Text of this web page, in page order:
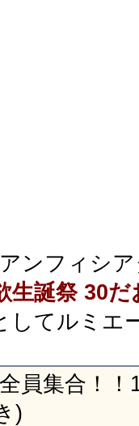
ンフィシ
生誕祭 30
してルミエ
員集合！
)